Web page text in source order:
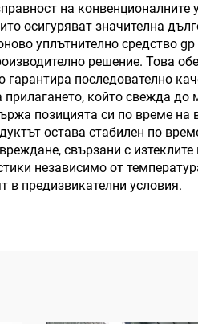
на конвенционалните
осигуряват значителна
уплътнително средство gp
решение. Това
последователно
прилагането, който свежда
позицията си по време на
остава стабилен по
свързани с
независимо от
в предизвикателни условия.